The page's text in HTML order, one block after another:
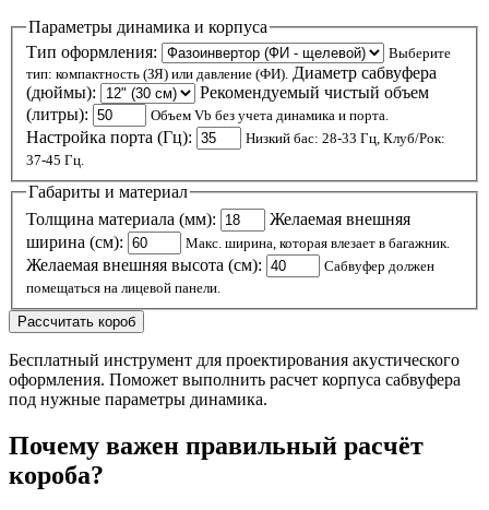
Параметры динамика и корпуса
Тип оформления:
Выберите
тип: компактность (ЗЯ) или давление (ФИ). Диаметр сабвуфера
(дюймы):
Рекомендуемый чистый объем
(литры):
Объем Vb без учета динамика и порта.
Настройка порта (Гц):
Низкий бас: 28-33 Гц, Клуб/Рок:
37-45 Гц.
Габариты и материал
Толщина материала (мм):
Желаемая внешняя
ширина (см):
Макс. ширина, которая влезает в багажник.
Желаемая внешняя высота (см):
Сабвуфер должен
помещаться на лицевой панели.
Рассчитать короб
Бесплатный инструмент для проектирования акустического
оформления. Поможет выполнить расчет корпуса сабвуфера
под нужные параметры динамика.
Почему важен правильный расчёт
короба?